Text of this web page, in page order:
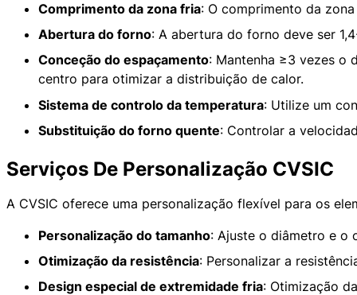
Comprimento da zona fria: O comprimento da
Abertura do forno: A abertura do forno deve ser
Conceção do espaçamento: Mantenha ≥3 vezes o
centro para otimizar a distribuição de calor.
Sistema de controlo da temperatura: Utilize um
Substituição do forno quente: Controlar a
Serviços De Personalização CVSIC
A CVSIC oferece uma personalização flexível para os
Personalização do tamanho: Ajuste o diâmetro e o
Otimização da resistência: Personalizar a
Design especial de extremidade fria: Otimização